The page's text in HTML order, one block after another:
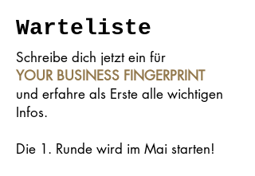
Warteliste
Schreibe dich jetzt ein für
YOUR BUSINESS FINGERPRINT
und erfahre als Erste alle wichtigen
Infos.
Die 1. Runde wird im Mai starten!